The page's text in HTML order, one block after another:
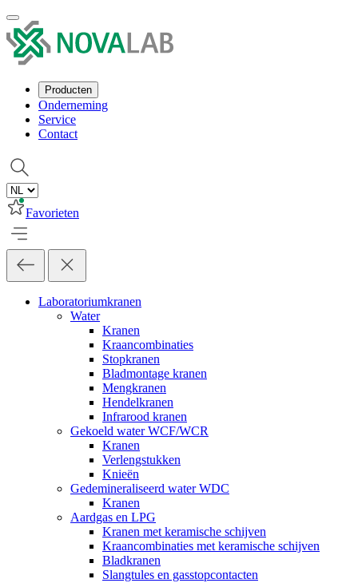
Producten
Onderneming
Service
Contact
Favorieten
Laboratoriumkranen
Water
Kranen
Kraancombinaties
Stopkranen
Bladmontage kranen
Mengkranen
Hendelkranen
Infrarood kranen
Gekoeld water WCF/WCR
Kranen
Verlengstukken
Knieën
Gedemineraliseerd water WDC
Kranen
Aardgas en LPG
Kranen met keramische schijven
Kraancombinaties met keramische schijven
Bladkranen
Slangtules en gasstopcontacten